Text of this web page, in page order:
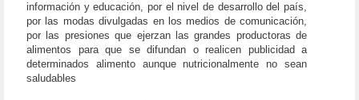
información y educación, por el nivel de desarrollo del país,
por las modas divulgadas en los medios de comunicación,
por las presiones que ejerzan las grandes productoras de
alimentos para que se difundan o realicen publicidad a
determinados alimento aunque nutricionalmente no sean
saludables